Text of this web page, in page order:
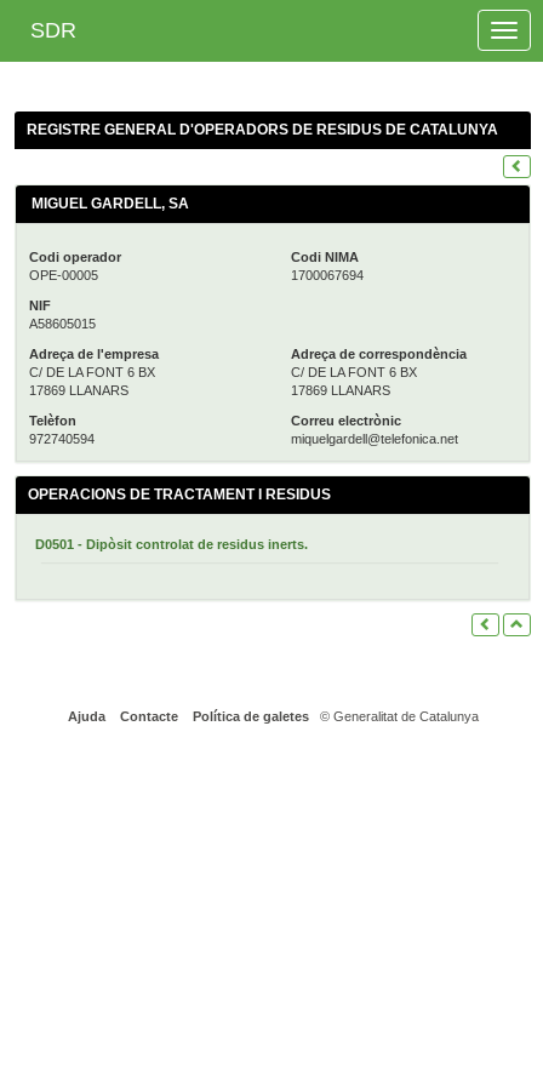
Toggle
SDR
REGISTRE GENERAL D'OPERADORS DE RESIDUS DE CATALUNYA
MIGUEL GARDELL, SA
Codi operador
Codi NIMA
OPE-00005
1700067694
NIF
A58605015
Adreça de l'empresa
Adreça de correspondència
C/ DE LA FONT 6 BX
17869 LLANARS
C/ DE LA FONT 6 BX
17869 LLANARS
Telèfon
Correu electrònic
972740594
miquelgardell@telefonica.net
OPERACIONS DE TRACTAMENT I RESIDUS
D0501 - Dipòsit controlat de residus inerts.
Ajuda Contacte Política de galetes © Generalitat de Catalunya